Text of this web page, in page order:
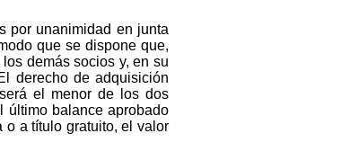
por unanimidad en junta
que se dispone que,
demás socios y, en su
derecho de adquisición
el menor de los dos
último balance aprobado
o a título gratuito, el valor